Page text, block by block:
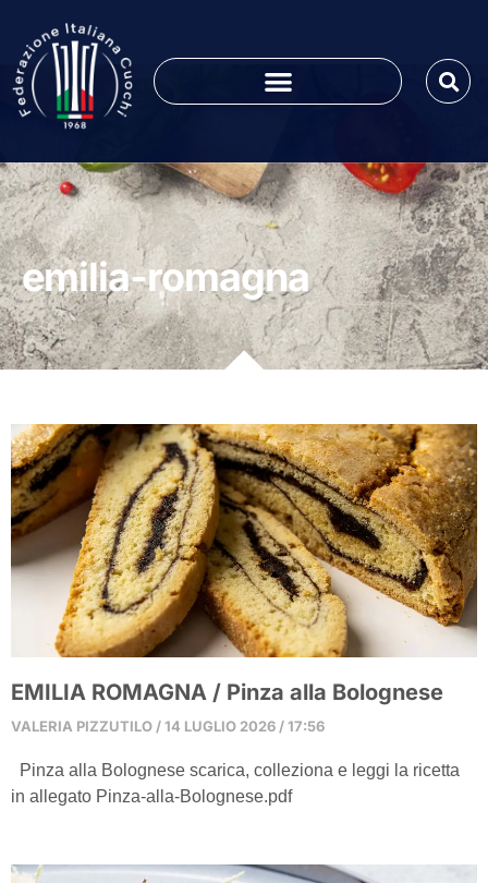
emilia-romagna
EMILIA ROMAGNA / Pinza alla Bolognese
VALERIA PIZZUTILO 14 LUGLIO 2026 17:56
Pinza alla Bolognese scarica, colleziona e leggi la ricetta
in allegato Pinza-alla-Bolognese.pdf